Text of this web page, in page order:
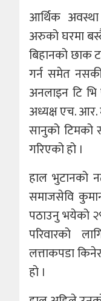
आर्थिक
अरुको घरमा
बिहानको छाक
गर्न समेत
अनलाइन टि
अध्यक्ष एच. आर.
सानुको टिमको
गरिएको हो ।
हाल भुटानको
समाजसेवि
पठाउनु भयेको
परिवारको
लत्ताकपडा
हो ।